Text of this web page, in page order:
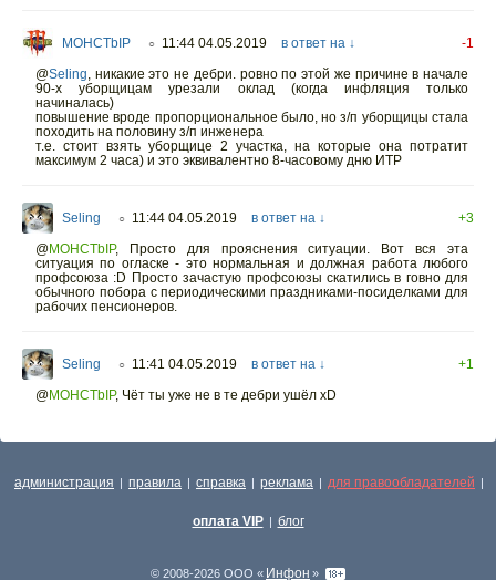
MOHCTbIP ○ 11:44 04.05.2019 в ответ на ↓
-1
@Seling никакие это не дебри. ровно по этой же причине в начале
90-х уборщицам урезали оклад (когда инфляция только
начиналась)
повышение вроде пропорциональное было, но з/п уборщицы стала
походить на половину з/п инженера
т.е. стоит взять уборщице 2 участка, на которые она потратит
максимум 2 часа) и это эквивалентно 8-часовому дню ИТР
Seling ○ 11:44 04.05.2019 в ответ на ↓
+3
@MOHCTbIP, Просто для прояснения ситуации. Вот вся эта
ситуация по огласке - это нормальная и должная работа любого
профсоюза :D Просто зачастую профсоюзы скатились в говно для
обычного побора с периодическими праздниками-посиделками для
рабочих пенсионеров.
Seling ○ 11:41 04.05.2019 в ответ на ↓
+1
@MOHCTbIP, Чёт ты уже не в те дебри ушёл xD
администрация | правила | справка | реклама | для правообладателей |
оплата VIP | блог
© 2008-2026 ООО « Инфон »